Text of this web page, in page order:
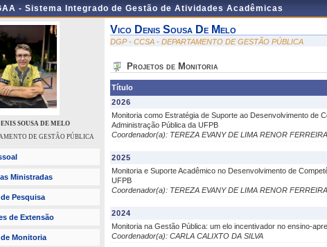
- Sistema Integrado de Gestão de Atividades Acadêmicas
SOUSA DE MELO
DE GESTÃO PÚBLICA
Ministradas
Pesquisa
de Extensão
Monitoria
Vico Denis Sousa De Melo
DGP - CCSA - DEPARTAMENTO DE GESTÃO PÚBLICA
Projetos de Monitoria
Título
2026
Monitoria como Estratégia de Suporte ao Desenvolvimento de
Administração Pública da UFPB
Coordenador(a): TEREZA EVANY DE LIMA RENOR FERREIRA
2025
Monitoria e Suporte Acadêmico no Desenvolvimento de
UFPB
Coordenador(a): TEREZA EVANY DE LIMA RENOR FERREIRA
2024
Monitoria na Gestão Pública: um elo incentivador no ensino-
Coordenador(a): CARLA CALIXTO DA SILVA